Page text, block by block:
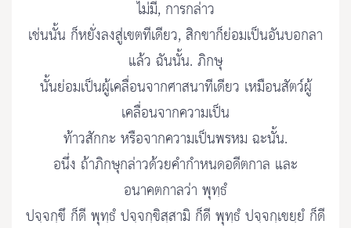
ไม่มี, การกล่าว
เช่นนั้น ก็หยั่งลงสู่เขตทีเดียว, สิกขาก็ย่อมเป็นอันบอกลา
แล้ว ฉันนั้น. ภิกษุ
นั้นย่อมเป็นผู้เคลื่อนจากศาสนาทีเดียว เหมือนสัตว์ผู้
เคลื่อนจากความเป็น
ท้าวสักกะ หรือจากความเป็นพรหม ฉะนั้น.
อนึ่ง ถ้าภิกษุกล่าวด้วยคำกำหนดอดีตกาล และ
อนาคตกาลว่า พุทฺธํ
ปจฺจกฺขึ ก็ดี พุทฺธํ ปจฺจกฺขิสฺสามิ ก็ดี พุทฺธํ ปจฺจกฺเขยฺยํ ก็ดี